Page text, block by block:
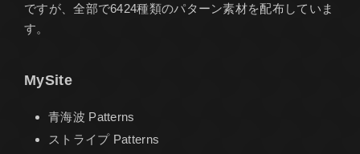
ですが、全部で6424種類のパターン素材を配布していま
す。
MySite
青海波 Patterns
ストライプ Patterns